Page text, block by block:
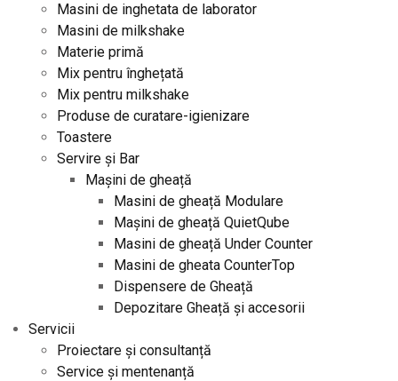
Masini de inghetata de laborator
Masini de milkshake
Materie primă
Mix pentru înghețată
Mix pentru milkshake
Produse de curatare-igienizare
Toastere
Servire și Bar
Mașini de gheață
Masini de gheață Modulare
Mașini de gheață QuietQube
Masini de gheață Under Counter
Masini de gheata CounterTop
Dispensere de Gheață
Depozitare Gheață și accesorii
Servicii
Proiectare și consultanță
Service și mentenanță